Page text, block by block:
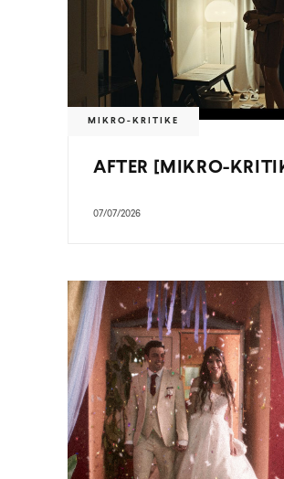
MIKRO-KRITIKE
AFTER [MIKRO-
07/07/2026